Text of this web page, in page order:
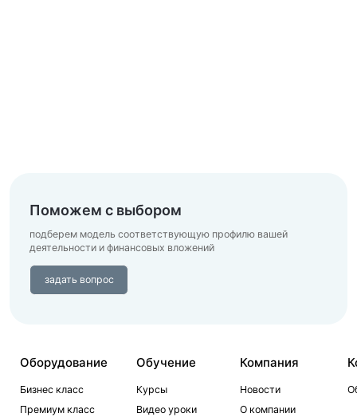
Поможем с выбором
подберем модель соответствующую профилю вашей
деятельности и финансовых вложений
задать вопрос
Оборудование
Бизнес класс
Премиум класс
Обучение
Курсы
Видео уроки
Компания
Новости
О компании